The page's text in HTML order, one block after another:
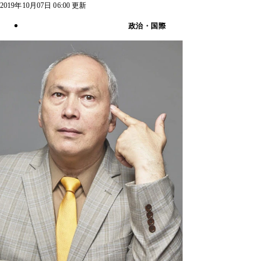
2019年10月07日 06:00 更新
政治・国際